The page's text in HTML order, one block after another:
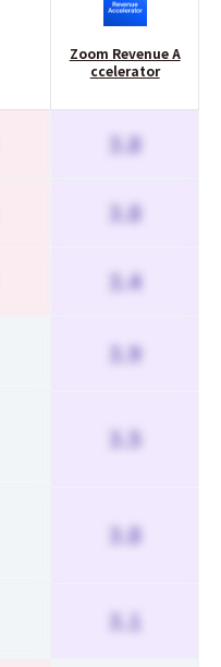
Zoom Revenue A
ccelerator
3.8
3.8
3.4
3.9
3.5
3.8
3.1